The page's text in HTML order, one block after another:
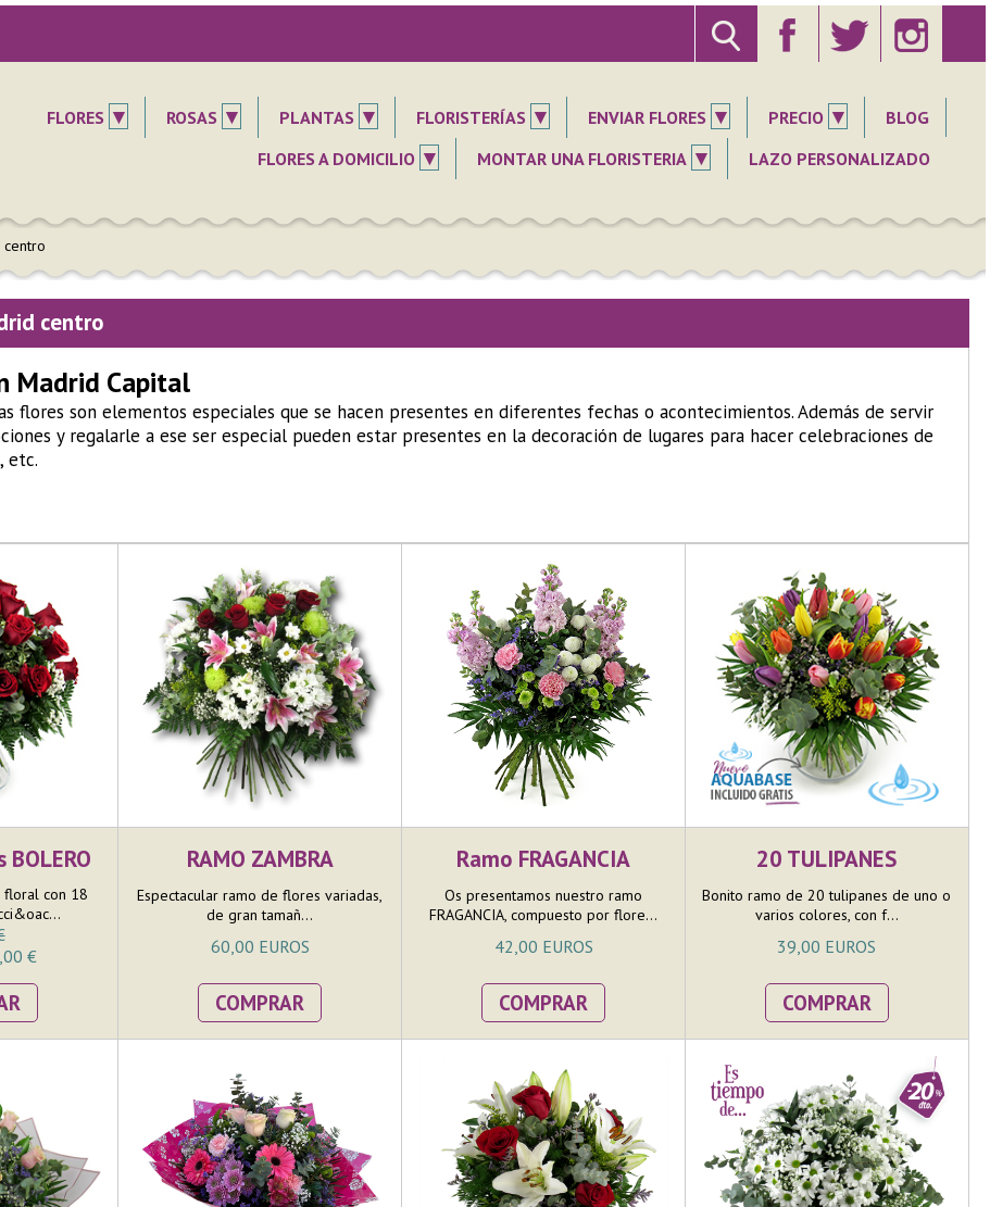
FLORES ▾ ROSAS ▾ PLANTAS ▾ FLORISTERÍAS ▾ ENVIAR FLORES ▾ PRECIO ▾
BLOG
FLORES A DOMICILIO ▾ MONTAR UNA FLORISTERIA ▾ LAZO PERSONALIZADO
centro
Madrid Capital
flores son elementos especiales que se hacen presentes en diferentes fechas o acontecimientos. Además de servir
y regalarle a ese ser especial pueden estar presentes en la decoración de lugares para hacer celebraciones de
etc.
floral con 18
€
RAMO ZAMBRA
Espectacular ramo de flores variadas,
de gran tamañ...
60,00 EUROS
COMPRAR
Ramo FRAGANCIA
Os presentamos nuestro ramo
FRAGANCIA, compuesto por flore...
42,00 EUROS
COMPRAR
20 TULIPANES
Bonito ramo de 20 tulipanes de uno o
varios colores, con f...
39,00 EUROS
COMPRAR